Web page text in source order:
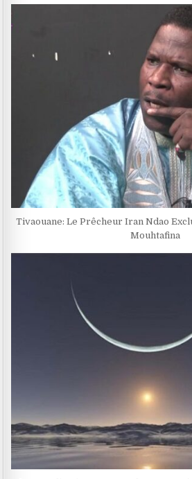
Tivaouane: Le Prêcheur Iran Ndao
Mouhtafina